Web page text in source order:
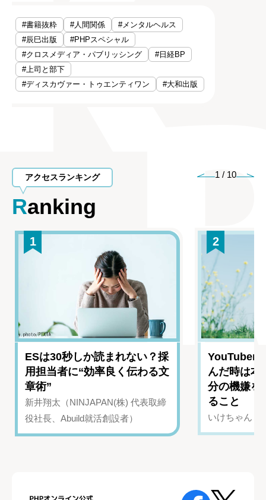
#書籍抜粋 #人間関係
#メンタルヘルス
#辰巳出版
#PHPスペシャル
#クロスメディア・パブリッシング
#日経BP
#上司と部下
#ディスカヴァー・トゥエンティワン
#大和出版
アクセスランキング
Ranking
1 / 10
1
ESは30秒しか読まれない？採
用担当者に“効率良く伝わる文
章術”
新井翔太（NINJAPAN(株) 代表取締
役社長、Abuild就活創設者）
2
YouTuber
んだ時は
分の機嫌を
ること
いけちゃん（